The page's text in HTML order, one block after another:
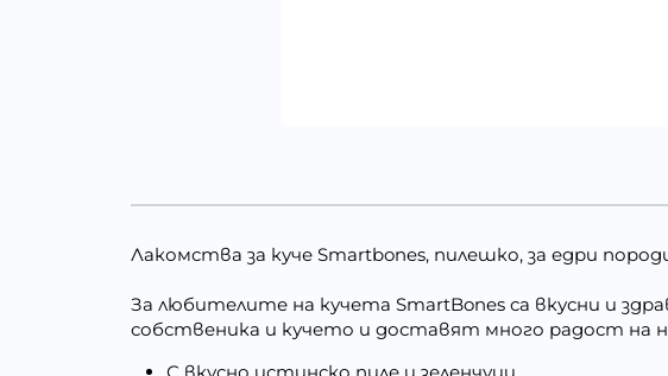
Лакомства за куче Smartbones, пилешко, за едри
За любителите на кучета SmartBones са вкусни и
собственика и кучето и доставят много радост